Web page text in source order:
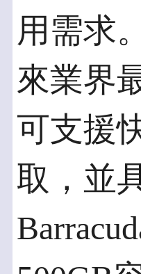
用需求
來業界
可支援
取，並